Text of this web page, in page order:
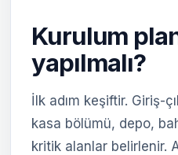
Kurulum
yapılmalı?
İlk adım keşiftir. Giriş-
kasa bölümü, depo,
kritik alanlar belirlenir.